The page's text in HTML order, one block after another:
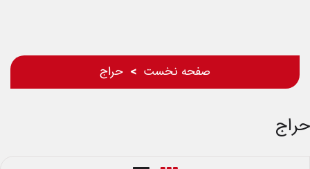
صفحه نخست حراج
حراج